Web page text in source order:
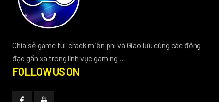
Chia sẻ game full crack miễn phí và Giao lưu cùng các đồng
đạo gần xa trong lĩnh vực gaming ..
FOLLOW US ON